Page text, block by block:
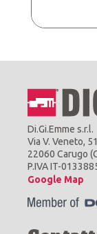
Di.Gi.Emme s.r.l.
Via V. Veneto, 51
22060 Carugo
P.IVA IT-
Google Map